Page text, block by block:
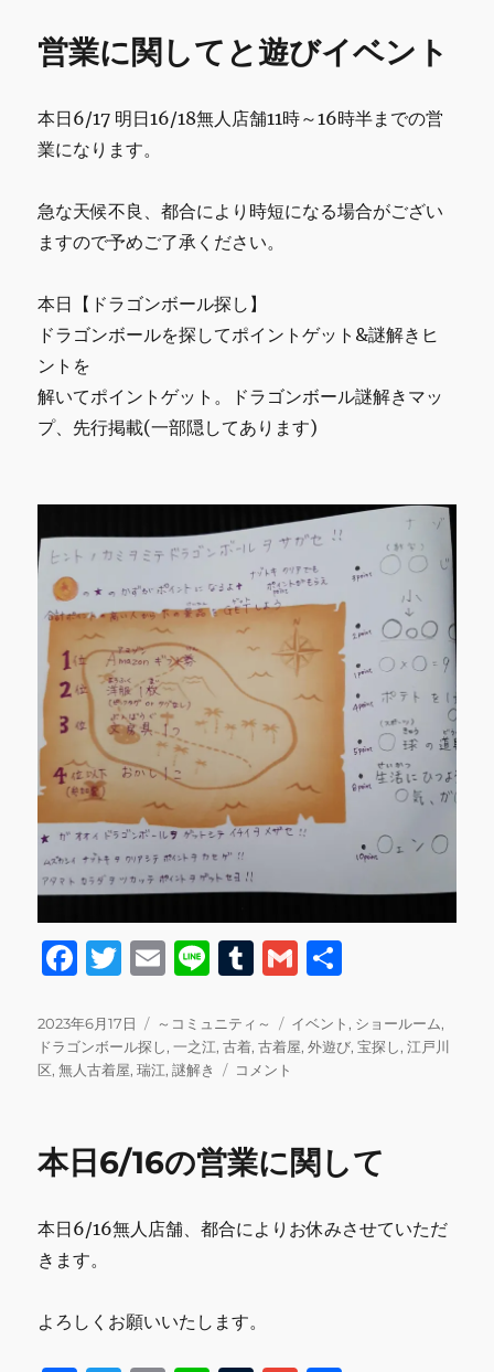
o
o
k
業
し
営業に関してと遊びイベント
本日6/17 明日16/18無人店舗11時～16時半までの営
業になります。
急な天候不良、都合により時短になる場合がござい
ますので予めご了承ください。
本日【ドラゴンボール探し】
ドラゴンボールを探してポイントゲット&謎解きヒ
ントを
解いてポイントゲット。ドラゴンボール謎解きマッ
プ、先行掲載(一部隠してあります)
F
c
e
o
T
it
te
E
ai
l
Li
e
T
m
bl
G
ai
l
投
稿
日:
2023年6月17日
カ
テ
ゴ
～コミュニティ～
タ
グ
イベント , ショールーム,
ドラゴンボール探し,一之江,古着,古着屋,外遊び,宝探し,江戸川
区,無人古着屋,瑞江,謎解き
営
し
遊
ン
コメント
本日6/16の営業に関して
本日6/16無人店舗、都合によりお休みさせていただ
きます。
よろしくお願いいたします。